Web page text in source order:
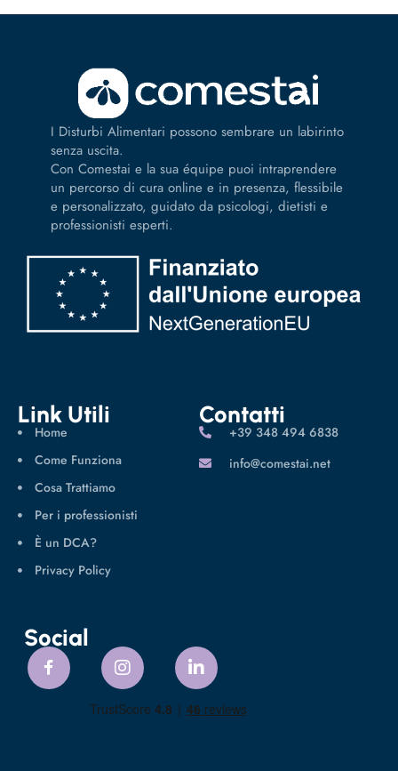
I Disturbi Alimentari possono sembrare un labirinto
senza uscita.
Con Comestai e la sua équipe puoi intraprendere
un percorso di cura online e in presenza, flessibile
e personalizzato, guidato da psicologi, dietisti e
professionisti esperti.
Link Utili
Home
Come Funziona
Cosa Trattiamo
Per i professionisti
È un DCA?
Privacy Policy
Contatti
‪+39 348 494 6838
info@comestai.net
Social